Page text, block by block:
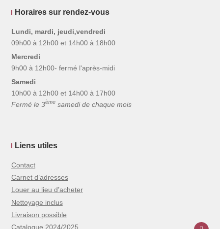
Horaires sur rendez-vous
Lundi, mardi, jeudi,vendredi
09h00 à 12h00 et 14h00 à 18h00
Mercredi
9h00 à 12h00- fermé l'après-midi
Samedi
10h00 à 12h00 et 14h00 à 17h00
Fermé le 3èmesamedi de chaque mois
Liens utiles
Contact
Carnet d’adresses
Louer au lieu d’acheter
Nettoyage inclus
Livraison possible
Catalogue 2024/2025